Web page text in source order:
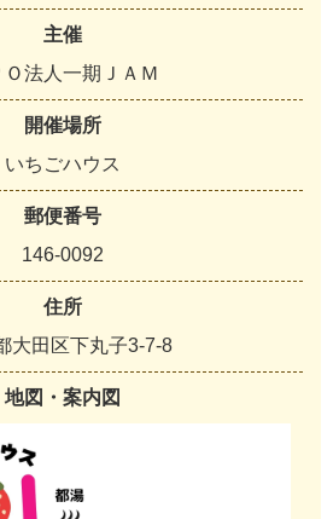
主催
Ｏ法人一期ＪＡＭ
開催場所
いちごハウス
郵便番号
146-0092
住所
大田区下丸子3-7-8
地図・案内図